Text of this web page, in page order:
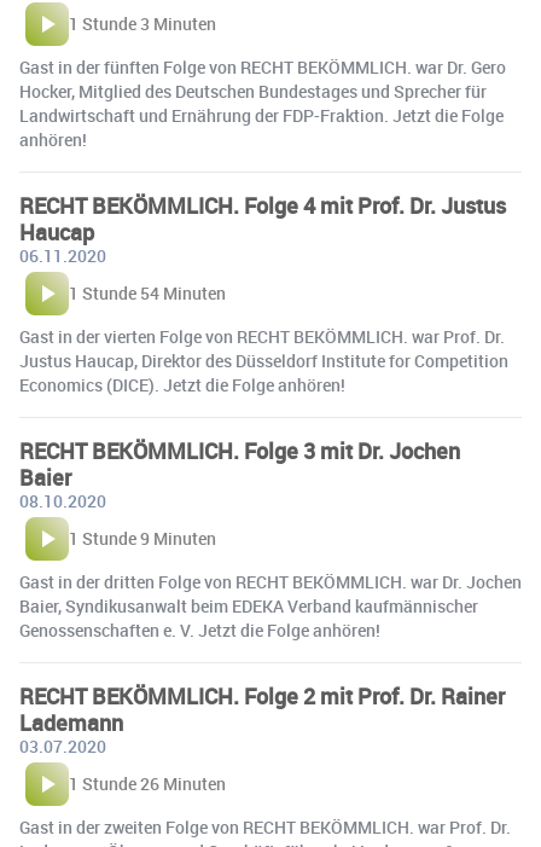
1 Stunde 3 Minuten
Gast in der fünften Folge von RECHT BEKÖMMLICH. war Dr. Gero
Hocker, Mitglied des Deutschen Bundestages und Sprecher für
Landwirtschaft und Ernährung der FDP-Fraktion. Jetzt die Folge
anhören!
RECHT BEKÖMMLICH. Folge 4 mit Prof. Dr. Justus
Haucap
06.11.2020
1 Stunde 54 Minuten
Gast in der vierten Folge von RECHT BEKÖMMLICH. war Prof. Dr.
Justus Haucap, Direktor des Düsseldorf Institute for Competition
Economics (DICE). Jetzt die Folge anhören!
RECHT BEKÖMMLICH. Folge 3 mit Dr. Jochen
Baier
08.10.2020
1 Stunde 9 Minuten
Gast in der dritten Folge von RECHT BEKÖMMLICH. war Dr. Jochen
Baier, Syndikusanwalt beim EDEKA Verband kaufmännischer
Genossenschaften e. V. Jetzt die Folge anhören!
RECHT BEKÖMMLICH. Folge 2 mit Prof. Dr. Rainer
Lademann
03.07.2020
1 Stunde 26 Minuten
Gast in der zweiten Folge von RECHT BEKÖMMLICH. war Prof. Dr.